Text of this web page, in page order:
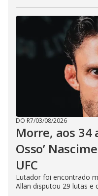
DO R7/03/08/2026
Morre, aos 34
Osso’
UFC
Lutador foi encontrado
Allan disputou 29 lutas e